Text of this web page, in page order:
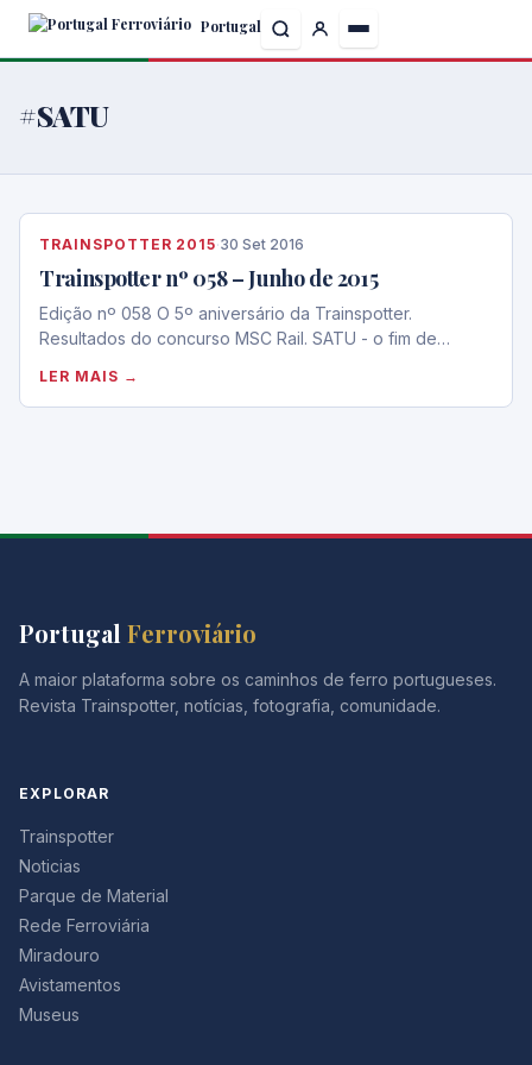
Skip
content
Portugal
#SATU
TRAINSPOTTER 2015·30 Set 2016
Trainspotter nº 058 – Junho de 2015
Edição nº 058 O 5º aniversário da Trainspotter.
Resultados do concurso MSC Rail. SATU - o fim de…
LER MAIS →
Portugal Ferroviário
A maior plataforma sobre os caminhos de ferro portugueses.
Revista Trainspotter, notícias, fotografia, comunidade.
EXPLORAR
Trainspotter
Noticias
Parque de Material
Rede Ferroviária
Miradouro
Avistamentos
Museus